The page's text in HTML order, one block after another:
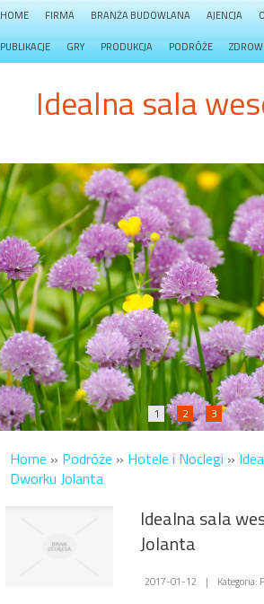
HOME FIRMA BRANŻA BUDOWLANA AJENCJA
PUBLIKACJE GRY PRODUKCJA PODRÓŻE
Idealna sala
1 2 3
Home » Podróże » Hotele i Noclegi »
Dworku Jolanta
Idealna sala
Jolanta
2017-01-12 | Kategoria: